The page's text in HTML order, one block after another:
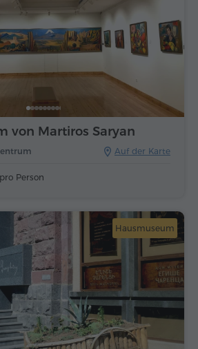
Auf der Karte
von Martiros Saryan
pro Person
Hausmuseum